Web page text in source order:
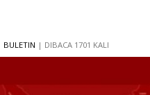
BULETIN | DIBACA 1701 KALI